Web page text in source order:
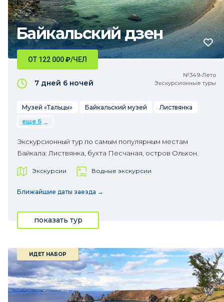
Байкальский дзен
№349•Лето
Экскурсионные туры
ОТ 122 000₽/ЧЕЛ
7 дней 6 ночей
Музей «Тальцы» Байкальский музей
Листвянка
еще 6
Экскурсионный тур по самым популярным местам
Байкала: Листвянка, бухта Песчаная, остров Ольхон.
Экскурсии Водные экскурсии
Ближайшие даты заезда →
показать тур
ИДЕТ НАБОР